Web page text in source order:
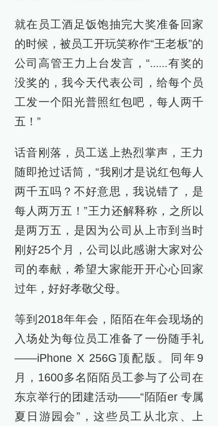
就在员工酒足饭饱抽完大奖准备回家
的时候，被员工开玩笑称作“王老板”的
公司高管王力上台发言，“......有奖的
没奖的，我今天代表公司，给每个员
工发一个阳光普照红包吧，每人两千
五！”
话音刚落，员工送上热烈掌声，王力
随即抢过话筒，“我刚才是说红包每人
两千五吗？不好意思，我说错了，是
每人两万五！”王力还解释称，之所以
是两万五，是因为公司从上市到当时
刚好25个月，公司以此感谢大家对公
司的奉献，希望大家能开开心心回家
过年，好好孝敬父母。
等到2018年年会，陌陌在年会现场的
入场处为每位员工准备了一份随手礼
——iPhone X 256G顶配版。同年9
月，1600多名陌陌员工参与了公司在
东京举行的团建活动——“陌陌er 专属
夏日游园会”，这些员工从北京、上